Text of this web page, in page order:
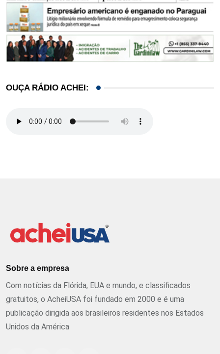
OUÇA RÁDIO ACHEI:
Sobre a empresa
Com notícias da Flórida, EUA e mundo, e classificados
gratuitos, o AcheiUSA foi fundado em 2000 e é uma
publicação dirigida aos brasileiros residentes nos Estados
Unidos da América